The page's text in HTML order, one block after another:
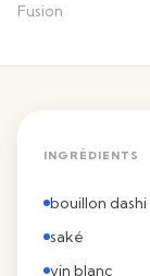
Fusion
INGRÉDIENTS
bouillon dashi
saké
vin blanc